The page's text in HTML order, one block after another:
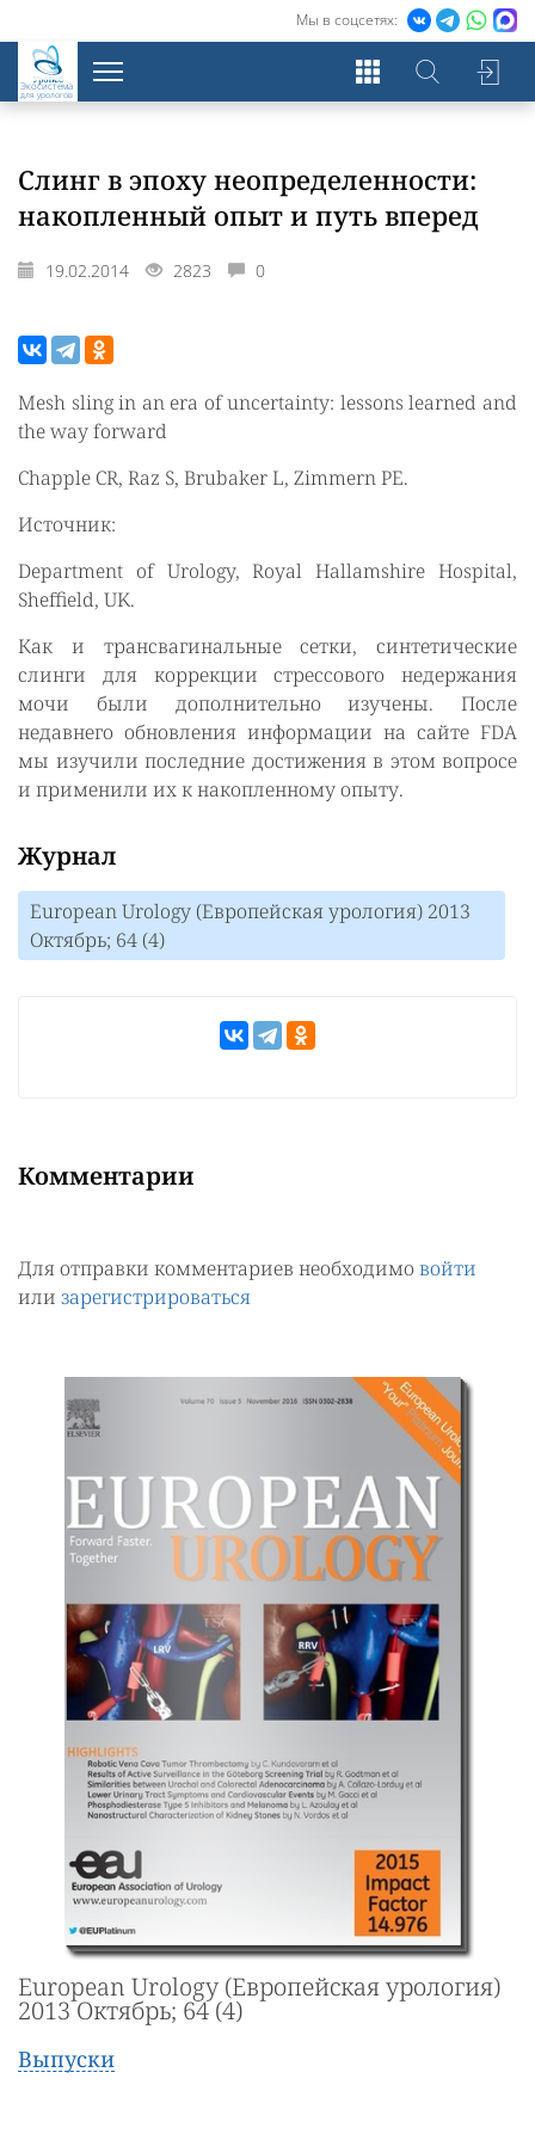
Мы в соцсетях:
Экосистема
для урологов
Слинг в эпоху неопределенности:
накопленный опыт и путь вперед
19.02.2014 2823 0
Mesh sling in an era of uncertainty: lessons learned and
the way forward
Chapple CR, Raz S, Brubaker L, Zimmern PE.
Источник:
Department of Urology, Royal Hallamshire Hospital,
Sheffield, UK.
Как и трансвагинальные сетки, синтетические
слинги для коррекции стрессового недержания
мочи были дополнительно изучены. После
недавнего обновления информации на сайте FDA
мы изучили последние достижения в этом вопросе
и применили их к накопленному опыту.
Журнал
European Urology (Европейская урология) 2013
Октябрь; 64 (4)
Комментарии
Для отправки комментариев необходимо войти
или зарегистрироваться
European Urology (Европейская урология)
2013 Октябрь; 64 (4)
Выпуски